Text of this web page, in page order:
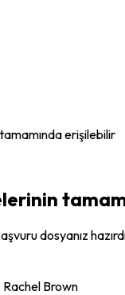
erişilebilir
dosyanız
Rachel Brown